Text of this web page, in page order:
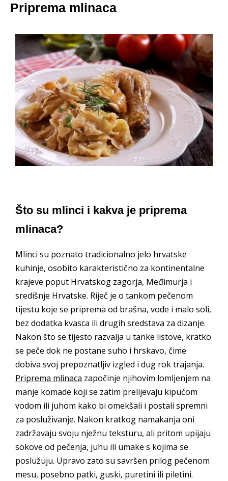
Priprema mlinaca
Što su mlinci i kakva je priprema
mlinaca?
Mlinci su poznato tradicionalno jelo hrvatske
kuhinje, osobito karakteristično za kontinentalne
krajeve poput Hrvatskog zagorja, Međimurja i
središnje Hrvatske. Riječ je o tankom pečenom
tijestu koje se priprema od brašna, vode i malo soli,
bez dodatka kvasca ili drugih sredstava za dizanje.
Nakon što se tijesto razvalja u tanke listove, kratko
se peče dok ne postane suho i hrskavo, čime
dobiva svoj prepoznatljiv izgled i dug rok trajanja.
Priprema mlinaca započinje njihovim lomljenjem na
manje komade koji se zatim prelijevaju kipućom
vodom ili juhom kako bi omekšali i postali spremni
za posluživanje. Nakon kratkog namakanja oni
zadržavaju svoju nježnu teksturu, ali pritom upijaju
sokove od pečenja, juhu ili umake s kojima se
poslužuju. Upravo zato su savršen prilog pečenom
mesu, posebno patki, guski, puretini ili piletini.